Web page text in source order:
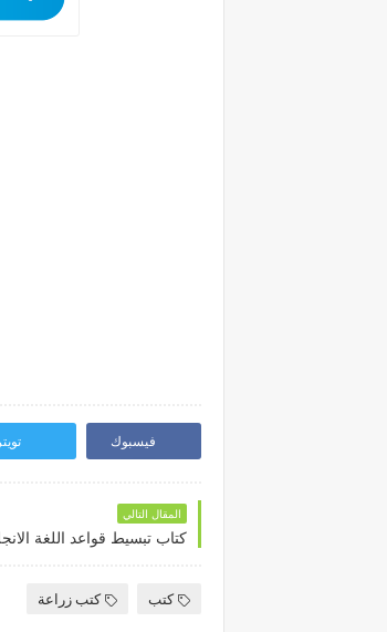
فيسبوك تويتر
المقال التالي
كتاب تبسيط قواعد اللغة
كتب كتب زراعة